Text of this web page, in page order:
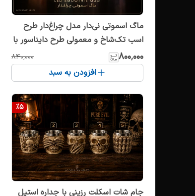
ماگ اسموتی نی‌دار مدل چراغ‌دار طرح
اسب تک‌شاخ و معمولی طرح دایناسور با
رنگ‌بندی
۸۰۰٬۰۰۰ ۸۴۰٬۰۰۰
افزودن به سبد
%5
جام شات اسکلت رزینی با جداره استیل